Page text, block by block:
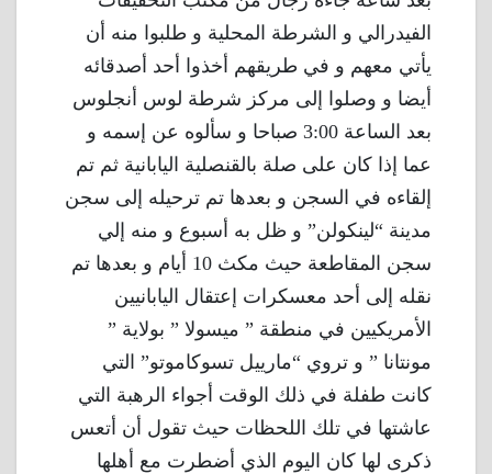
الفيدرالي و الشرطة المحلية و طلبوا منه أن
يأتي معهم و في طريقهم أخذوا أحد أصدقائه
أيضا و وصلوا إلى مركز شرطة لوس أنجلوس
بعد الساعة 3:00 صباحا و سألوه عن إسمه و
عما إذا كان على صلة بالقنصلية اليابانية ثم تم
إلقاءه في السجن و بعدها تم ترحيله إلى سجن
مدينة “لينكولن” و ظل به أسبوع و منه إلي
سجن المقاطعة حيث مكث 10 أيام و بعدها تم
نقله إلى أحد معسكرات إعتقال اليابانيين
الأمريكيين في منطقة ” ميسولا ” بولاية ”
مونتانا ” و تروي “مارييل تسوكاموتو” التي
كانت طفلة في ذلك الوقت أجواء الرهبة التي
عاشتها في تلك اللحظات حيث تقول أن أتعس
ذكرى لها كان اليوم الذي أضطرت مع أهلها